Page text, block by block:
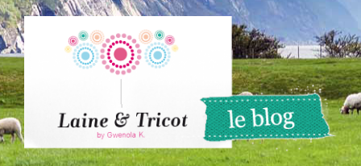
Passer
au
contenu